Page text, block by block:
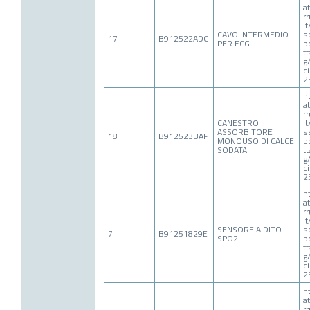
17 B912522ADC CAVO INTERMEDIO
PER ECG
18 B912523BAF
CANESTRO
ASSORBITORE
MONOUSO DI CALCE
SODATA
7 B91251829E SENSORE A DITO
SPO2